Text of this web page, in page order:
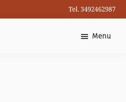
Tel. 3492462987
Menu